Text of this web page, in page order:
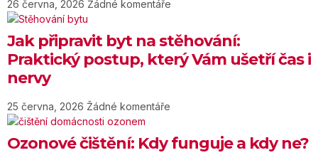
26 června, 2026 Žádné komentáře
Jak připravit byt na stěhování:
Praktický postup, který Vám ušetří čas i
nervy
25 června, 2026 Žádné komentáře
Ozonové čištění: Kdy funguje a kdy ne?